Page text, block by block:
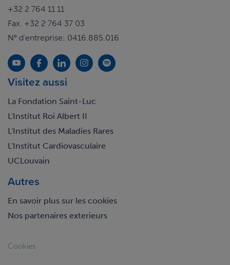
+32 2 764 11 11
Fax. +32 2 764 37 03
N° d'entreprise: 0416.885.016
Visitez aussi
La Fondation Saint-Luc
L'Institut Roi Albert II
L'Institut des Maladies Rares
L'Institut Cardiovasculaire
UCLouvain
Autres
En savoir plus sur les cookies
Nos partenaires exterieurs
Footer
Cookies